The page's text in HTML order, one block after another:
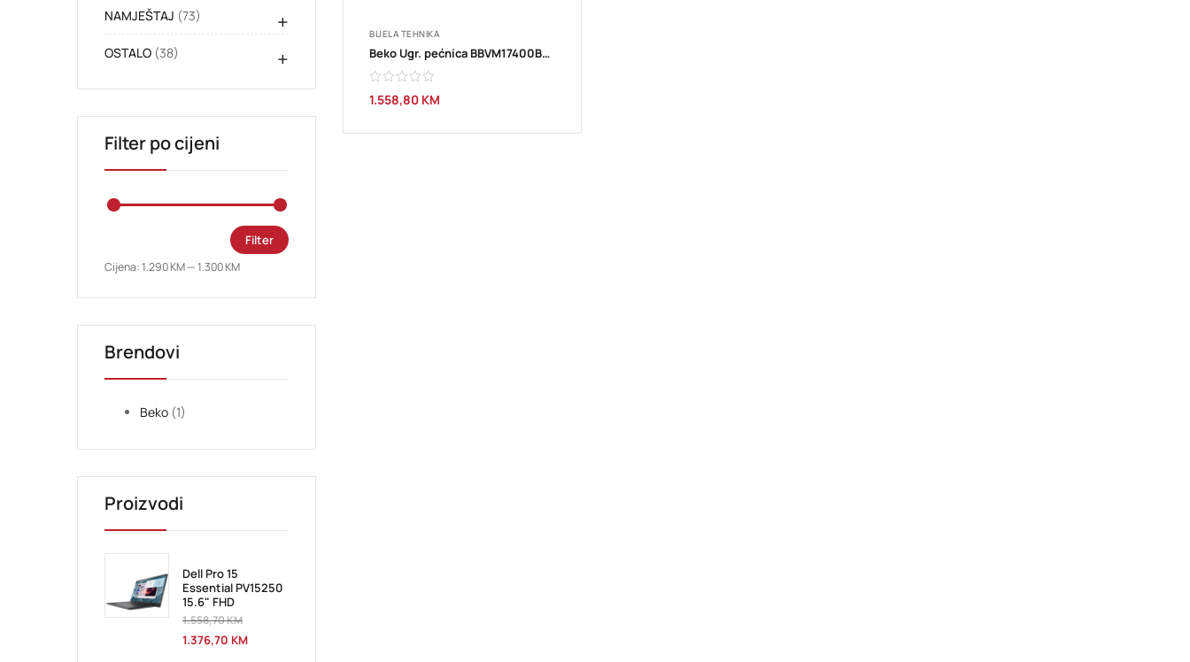
NAMJEŠTAJ (73) +
OSTALO (38) +
Filter po cijeni
Filter
Cijena:1.290 KM—1.300 KM
Brendovi
Beko (1)
Proizvodi
Dell Pro 15
Essential PV15250
15.6" FHD
1.558,70KM
1.376,70 KM
BIJELA TEHNIKA
Beko Ugr. pećnica BBVM17400BDS
1.558,80 KM